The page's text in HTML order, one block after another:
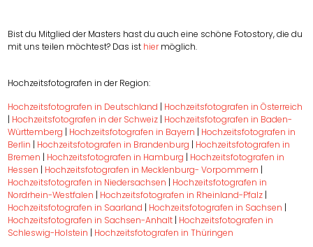
Bist du Mitglied der Masters hast du auch eine schöne Fotostory, die du
mit uns teilen möchtest? Das ist hiermöglich.
Hochzeitsfotografen in der Region:
Hochzeitsfotografen in Deutschland
Hochzeitsfotografen in Österreich
Hochzeitsfotografen in der Schweiz Hochzeitsfotografen in Baden-
Württemberg
Hochzeitsfotografen in Bayern
Hochzeitsfotografen in
Berlin
Hochzeitsfotografen in Brandenburg
Hochzeitsfotografen in
Bremen
Hochzeitsfotografen in Hamburg
Hochzeitsfotografen in
Hessen
Hochzeitsfotografen in Mecklenburg- Vorpommern
Hochzeitsfotografen in Niedersachsen
Hochzeitsfotografen in
Nordrhein-Westfalen
Hochzeitsfotografen in Rheinland-Pfalz
Hochzeitsfotografen in Saarland
Hochzeitsfotografen in Sachsen
Hochzeitsfotografen in Sachsen-Anhalt Hochzeitsfotografen in
Schleswig-Holstein
Hochzeitsfotografen in Thüringen